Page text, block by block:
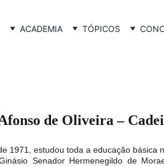
ACADEMIA TÓPICOS
de Oliveira –
1971, estudou toda a educação básica
Senador Hermenegildo de